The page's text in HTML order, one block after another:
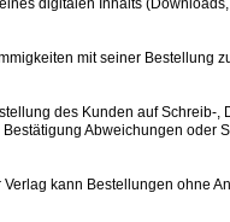
digitalen Inhalts
mit seiner Bestellung
des Kunden auf Schreib-,
Abweichungen oder
kann Bestellungen ohne